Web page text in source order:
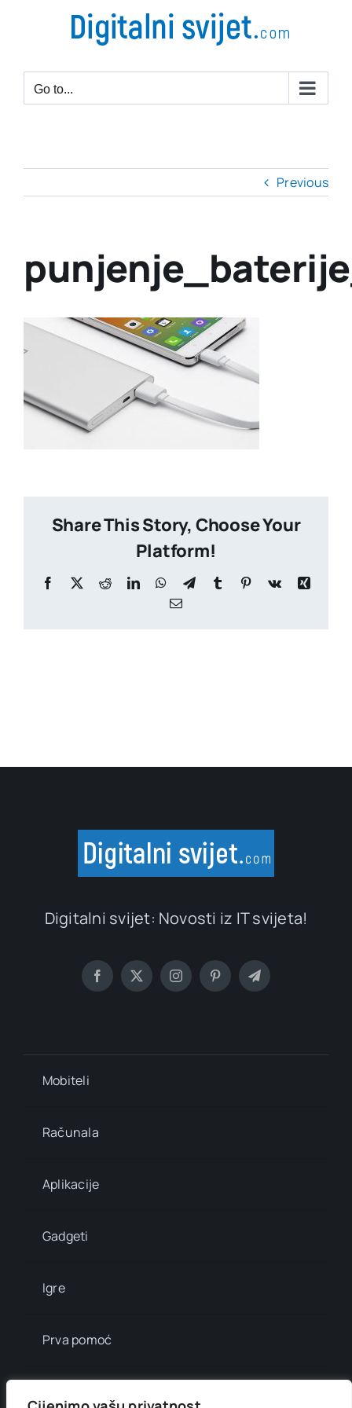
Go to...
Previous
Share This Story, Choose Your
Platform!
Facebook
X RedditLinkedInWhatsApp
TelegramTumblr Pinterest
Vk
Xing
Email
Digitalni svijet: Novosti iz IT svijeta!
Mobiteli
Računala
Aplikacije
Gadgeti
Igre
Prva pomoć